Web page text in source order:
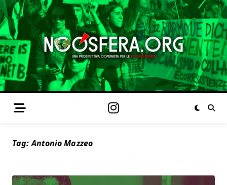
Tag:Antonio Mazzeo